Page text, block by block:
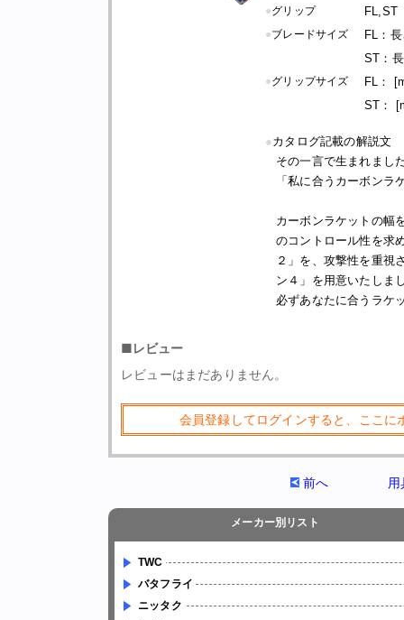
●グリップ FL,ST
●ブレードサイズ
FL：
ST：
●グリップサイズ
FL：
ST：
●カタログ記載の解説文
その一言で生まれまし
「私に合うカーボンラ
カーボンラケットの幅
のコントロール性を求
２」を、攻撃性を重視
ン４」を用意いたしま
必ずあなたに合うラケ
■レビュー
レビューはまだありません。
会員登録してログインすると、ここ
前へ
メーカー別リスト
TWC
バタフライ
ニッタク